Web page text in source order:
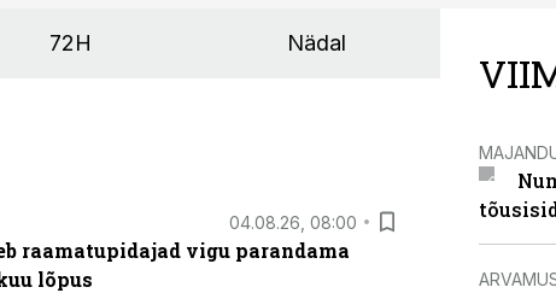
72H Nädal
04.08.26, 08:00
raamatupidajad vigu parandama
lõpus